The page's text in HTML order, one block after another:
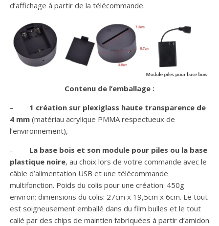
d’affichage à partir de la télécommande.
Contenu de l’emballage :
– 1 création sur plexiglass haute transparence de
4 mm (matériau acrylique PMMA respectueux de
l’environnement),
– La base bois et son module pour piles ou la base
plastique noire, au choix lors de votre commande avec le
câble d’alimentation USB et une télécommande
multifonction. Poids du colis pour une création: 450g
environ; dimensions du colis: 27cm x 19,5cm x 6cm. Le tout
est soigneusement emballé dans du film bulles et le tout
callé par des chips de maintien fabriquées à partir d’amidon